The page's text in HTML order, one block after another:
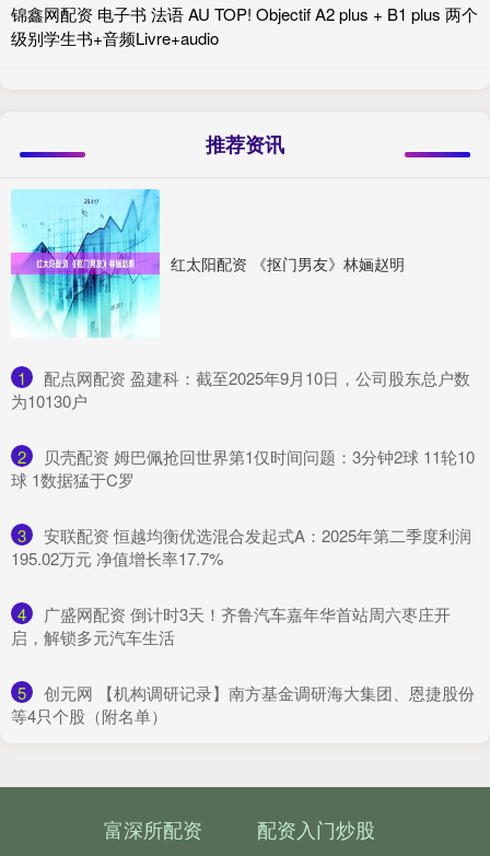
锦鑫网配资 电子书 法语 AU TOP! Objectif A2 plus + B1 plus 两个
级别学生书+音频Livre+audio
推荐资讯
红太阳配资 《抠门男友》林婳赵明
1
​配点网配资 盈建科：截至2025年9月10日，公司股东总户数
为10130户
2
​贝壳配资 姆巴佩抢回世界第1仅时间问题：3分钟2球 11轮10
球 1数据猛于C罗
3
​安联配资 恒越均衡优选混合发起式A：2025年第二季度利润
195.02万元 净值增长率17.7%
4
​广盛网配资 倒计时3天！齐鲁汽车嘉年华首站周六枣庄开
启，解锁多元汽车生活
5
​创元网 【机构调研记录】南方基金调研海大集团、恩捷股份
等4只个股（附名单）
富深所配资 配资入门炒股